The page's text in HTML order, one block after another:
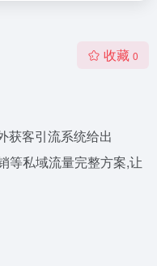
收藏 0
获客引流系统给出
等私域流量完整方案,让